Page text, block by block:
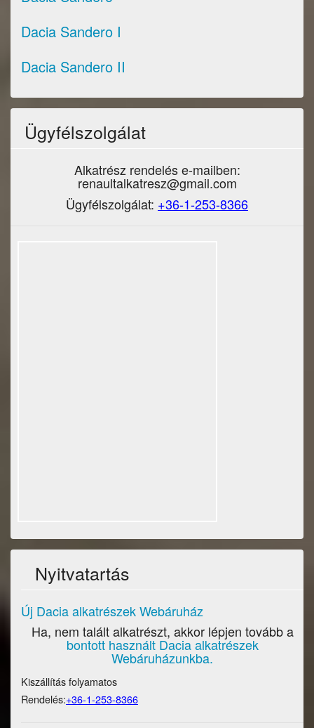
Dacia Sandero I
Dacia Sandero II
Ügyfélszolgálat
Alkatrész rendelés e-mailben:
renaultalkatresz@gmail.com
Ügyfélszolgálat: +36-1-253-8366
Nyitvatartás
Új Dacia alkatrészek Webáruház
Ha, nem talált alkatrészt, akkor lépjen tovább a
bontott használt Dacia alkatrészek
Webáruházunkba.
Kiszállítás folyamatos
Rendelés:+36-1-253-8366